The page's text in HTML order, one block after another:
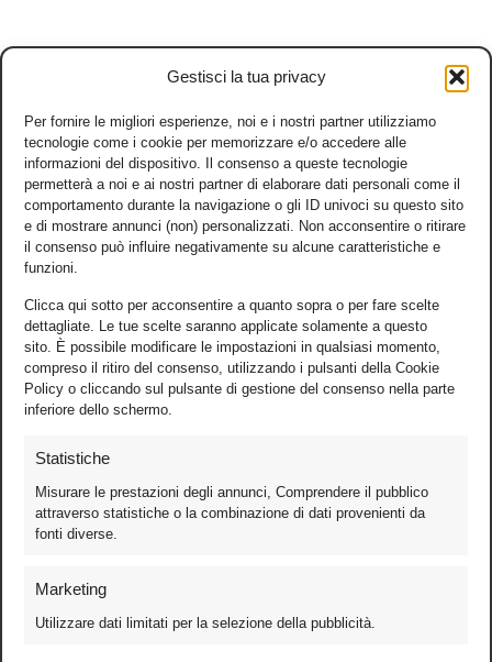
Gestisci la tua privacy
Per fornire le migliori esperienze, noi e i nostri partner utilizziamo
tecnologie come i cookie per memorizzare e/o accedere alle
informazioni del dispositivo. Il consenso a queste tecnologie
permetterà a noi e ai nostri partner di elaborare dati personali come il
comportamento durante la navigazione o gli ID univoci su questo sito
e di mostrare annunci (non) personalizzati. Non acconsentire o ritirare
il consenso può influire negativamente su alcune caratteristiche e
funzioni.
Clicca qui sotto per acconsentire a quanto sopra o per fare scelte
dettagliate. Le tue scelte saranno applicate solamente a questo
sito. È possibile modificare le impostazioni in qualsiasi momento,
compreso il ritiro del consenso, utilizzando i pulsanti della Cookie
Policy o cliccando sul pulsante di gestione del consenso nella parte
inferiore dello schermo.
Statistiche
Misurare le prestazioni degli annunci, Comprendere il pubblico
attraverso statistiche o la combinazione di dati provenienti da
fonti diverse.
Marketing
Utilizzare dati limitati per la selezione della pubblicità.